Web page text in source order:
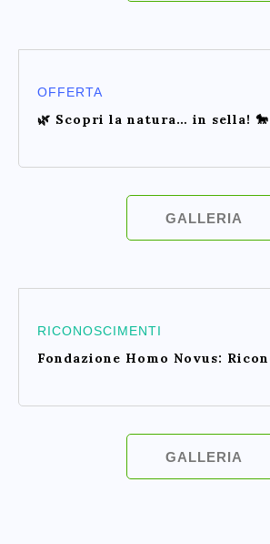
OFFERTA
🌿 Scopri la natura… in sella! 🐎
GALLERIA
RICONOSCIMENTI
Fondazione Homo Novus:
GALLERIA